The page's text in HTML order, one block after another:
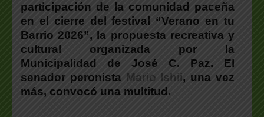
participación de la comunidad paceña
en el cierre del festival “Verano en tu
Barrio 2026”, la propuesta recreativa y
cultural organizada por la
Municipalidad de José C. Paz. El
senador peronista
Mario Ishii, una vez
más, convocó una multitud.